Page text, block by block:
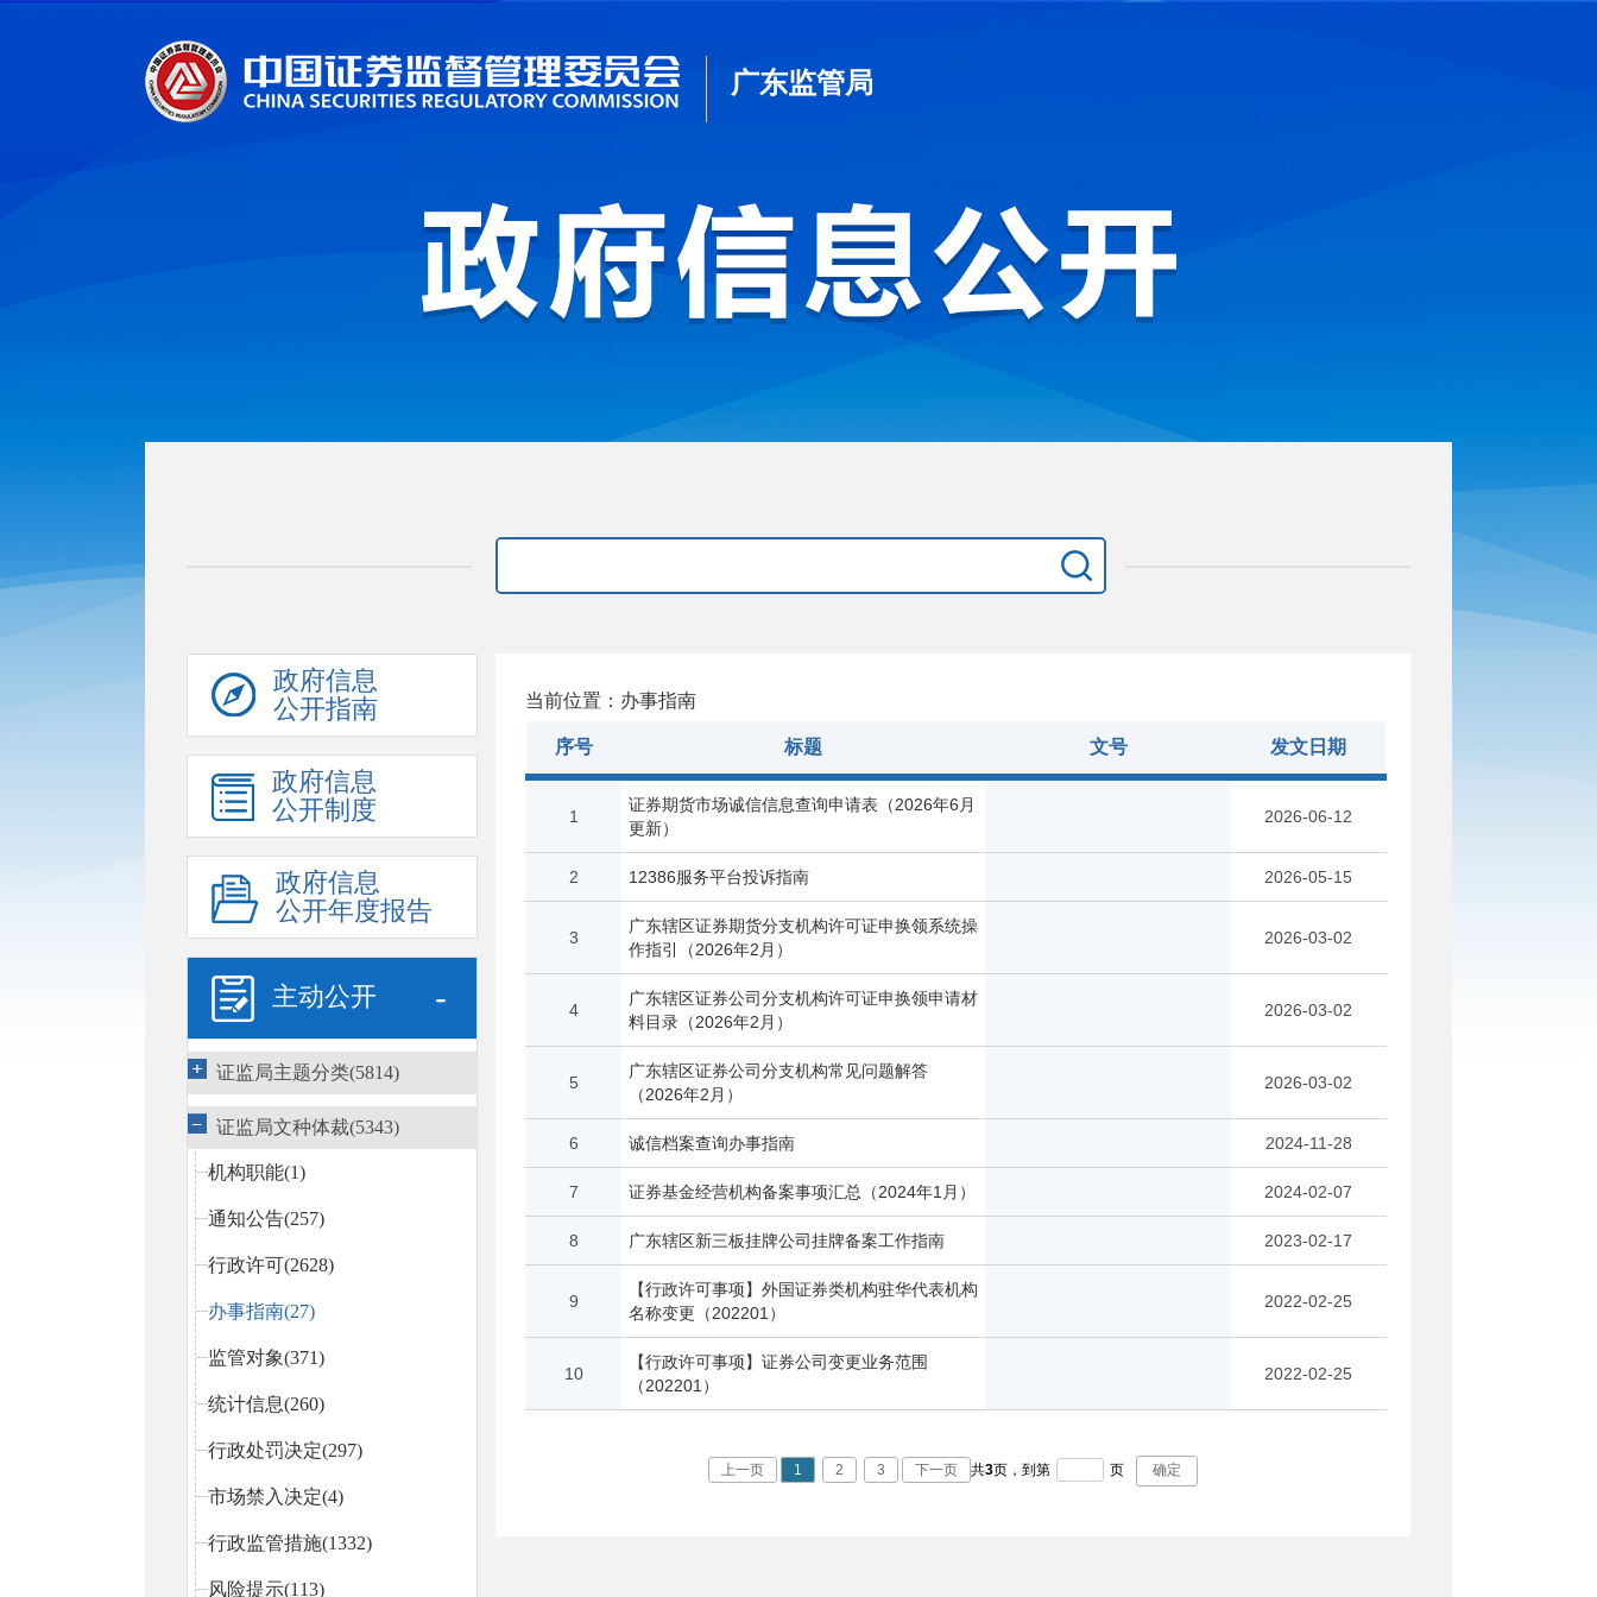
广东监管局
政府信息
公开指南
政府信息
公开制度
政府信息
公开年度报告
主动公开 -
证监局主题分类(5814)
证监局文种体裁(5343)
机构职能(1)
通知公告(257)
行政许可(2628)
办事指南(27)
监管对象(371)
统计信息(260)
行政处罚决定(297)
市场禁入决定(4)
行政监管措施(1332)
风险提示(113)
当前位置：办事指南
序号 标题 文号 发文日期
1
证券期货市场诚信信息查询申请表（2026年6月
更新）
2026-06-12
2 12386服务平台投诉指南 2026-05-15
3
广东辖区证券期货分支机构许可证申换领系统操
作指引（2026年2月）
2026-03-02
4
广东辖区证券公司分支机构许可证申换领申请材
料目录（2026年2月）
2026-03-02
5
广东辖区证券公司分支机构常见问题解答
（2026年2月）
2026-03-02
6 诚信档案查询办事指南 2024-11-28
7 证券基金经营机构备案事项汇总（2024年1月） 2024-02-07
8 广东辖区新三板挂牌公司挂牌备案工作指南 2023-02-17
9
【行政许可事项】外国证券类机构驻华代表机构
名称变更（202201）
2022-02-25
10
【行政许可事项】证券公司变更业务范围
（202201）
2022-02-25
上一页 1 2 3 下一页 共3页， 到第 页 确定